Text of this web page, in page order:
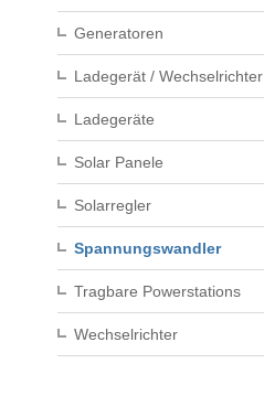
Generatoren
Ladegerät / Wechselrichter
Ladegeräte
Solar Panele
Solarregler
Spannungswandler
Tragbare Powerstations
Wechselrichter